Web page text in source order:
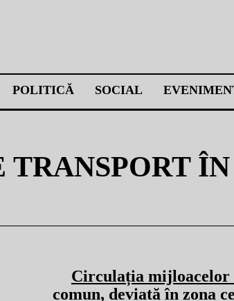
POLITICĂ SOCIAL
Circulația mijloacelor
comun, deviată în zona